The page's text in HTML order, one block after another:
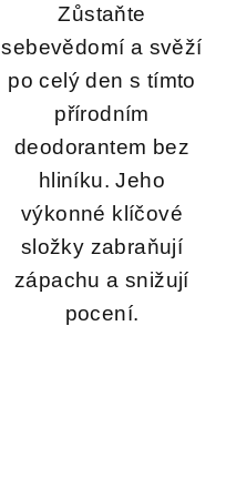
Zůstaňte
sebevědomí a svěží
po celý den s tímto
přírodním
deodorantem bez
hliníku. Jeho
výkonné klíčové
složky zabraňují
zápachu a snižují
pocení.